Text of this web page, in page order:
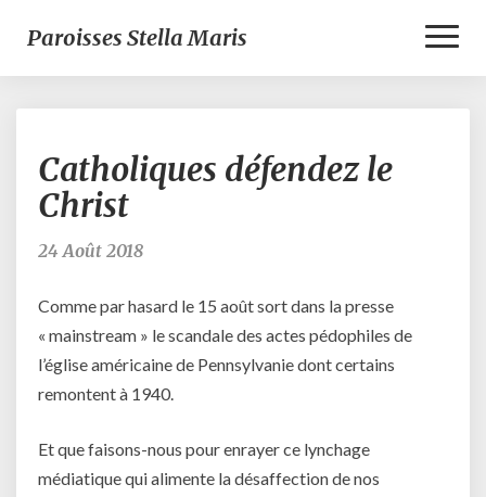
Paroisses Stella Maris
défendez
le
Catholiques défendez le
Christ
24 Août 2018
Comme par hasard le 15 août sort dans la presse
« mainstream » le scandale des actes pédophiles de
l’église américaine de Pennsylvanie dont certains
remontent à 1940.
Et que faisons-nous pour enrayer ce lynchage
médiatique qui alimente la désaffection de nos